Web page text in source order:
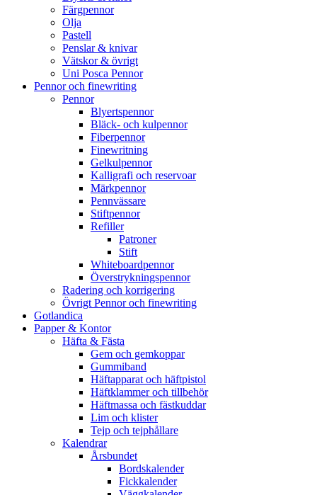
Färgpennor
Olja
Pastell
Penslar & knivar
Vätskor & övrigt
Uni Posca Pennor
Pennor och finewriting
Pennor
Blyertspennor
Bläck- och kulpennor
Fiberpennor
Finewritning
Gelkulpennor
Kalligrafi och reservoar
Märkpennor
Pennvässare
Stiftpennor
Refiller
Patroner
Stift
Whiteboardpennor
Överstrykningspennor
Radering och korrigering
Övrigt Pennor och finewriting
Gotlandica
Papper & Kontor
Häfta & Fästa
Gem och gemkoppar
Gummiband
Häftapparat och häftpistol
Häftklammer och tillbehör
Häftmassa och fästkuddar
Lim och klister
Tejp och tejphållare
Kalendrar
Årsbundet
Bordskalender
Fickkalender